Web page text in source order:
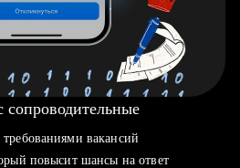
вакансий
повысит шансы на ответ